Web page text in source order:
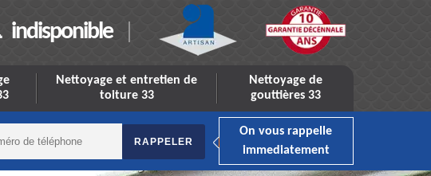
indisponible
Nettoyage et entretien de
toiture 33
Nettoyage de
gouttières 33
On vous rappelle
immediatement